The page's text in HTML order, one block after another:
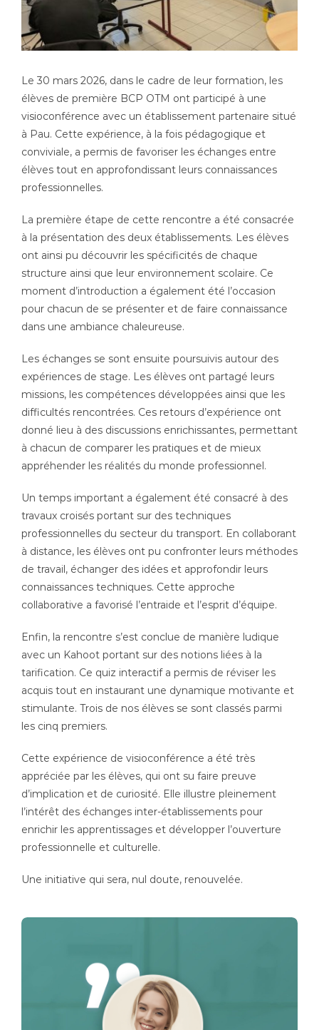
Le 30 mars 2026, dans le cadre de leur formation, les
élèves de première BCP OTM ont participé à une
visioconférence avec un établissement partenaire situé
à Pau. Cette expérience, à la fois pédagogique et
conviviale, a permis de favoriser les échanges entre
élèves tout en approfondissant leurs connaissances
professionnelles.
La première étape de cette rencontre a été consacrée
à la présentation des deux établissements. Les élèves
ont ainsi pu découvrir les spécificités de chaque
structure ainsi que leur environnement scolaire. Ce
moment d’introduction a également été l’occasion
pour chacun de se présenter et de faire connaissance
dans une ambiance chaleureuse.
Les échanges se sont ensuite poursuivis autour des
expériences de stage. Les élèves ont partagé leurs
missions, les compétences développées ainsi que les
difficultés rencontrées. Ces retours d’expérience ont
donné lieu à des discussions enrichissantes, permettant
à chacun de comparer les pratiques et de mieux
appréhender les réalités du monde professionnel.
Un temps important a également été consacré à des
travaux croisés portant sur des techniques
professionnelles du secteur du transport. En collaborant
à distance, les élèves ont pu confronter leurs méthodes
de travail, échanger des idées et approfondir leurs
connaissances techniques. Cette approche
collaborative a favorisé l’entraide et l’esprit d’équipe.
Enfin, la rencontre s’est conclue de manière ludique
avec un Kahoot portant sur des notions liées à la
tarification. Ce quiz interactif a permis de réviser les
acquis tout en instaurant une dynamique motivante et
stimulante. Trois de nos élèves se sont classés parmi
les cinq premiers.
Cette expérience de visioconférence a été très
appréciée par les élèves, qui ont su faire preuve
d’implication et de curiosité. Elle illustre pleinement
l’intérêt des échanges inter-établissements pour
enrichir les apprentissages et développer l’ouverture
professionnelle et culturelle.
Une initiative qui sera, nul doute, renouvelée.